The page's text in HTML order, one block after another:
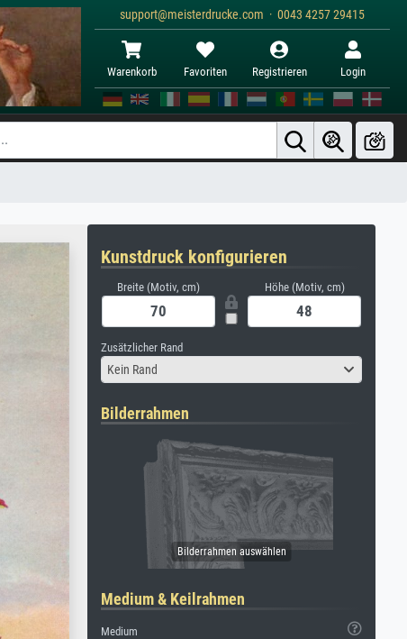
support@meisterdrucke.com · 0043 4257 29415
Warenkorb Favoriten Registrieren Login
Kunstdruck konfigurieren
Breite (Motiv, cm) Höhe (Motiv, cm)
Zusätzlicher Rand
Kein Rand
Bilderrahmen
Medium & Keilrahmen
Medium